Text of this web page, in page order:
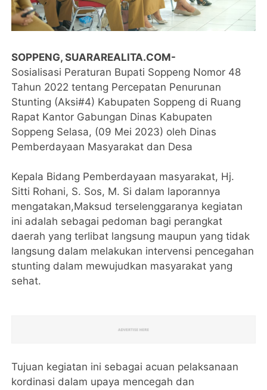
SOPPENG, SUARAREALITA.COM-
Sosialisasi Peraturan Bupati Soppeng Nomor 48
Tahun 2022 tentang Percepatan Penurunan
Stunting (Aksi#4) Kabupaten Soppeng di Ruang
Rapat Kantor Gabungan Dinas Kabupaten
Soppeng Selasa, (09 Mei 2023) oleh Dinas
Pemberdayaan Masyarakat dan Desa
Kepala Bidang Pemberdayaan masyarakat, Hj.
Sitti Rohani, S. Sos, M. Si dalam laporannya
mengatakan,Maksud terselenggaranya kegiatan
ini adalah sebagai pedoman bagi perangkat
daerah yang terlibat langsung maupun yang tidak
langsung dalam melakukan intervensi pencegahan
stunting dalam mewujudkan masyarakat yang
sehat.
Tujuan kegiatan ini sebagai acuan pelaksanaan
kordinasi dalam upaya mencegah dan